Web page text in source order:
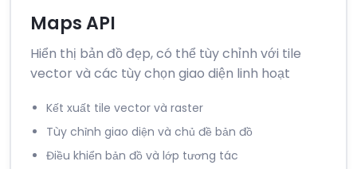
Maps API
Hiển thị bản đồ đẹp, có thể tùy chỉnh với tile
vector và các tùy chọn giao diện linh hoạt
Kết xuất tile vector và raster
Tùy chỉnh giao diện và chủ đề bản đồ
Điều khiển bản đồ và lớp tương tác